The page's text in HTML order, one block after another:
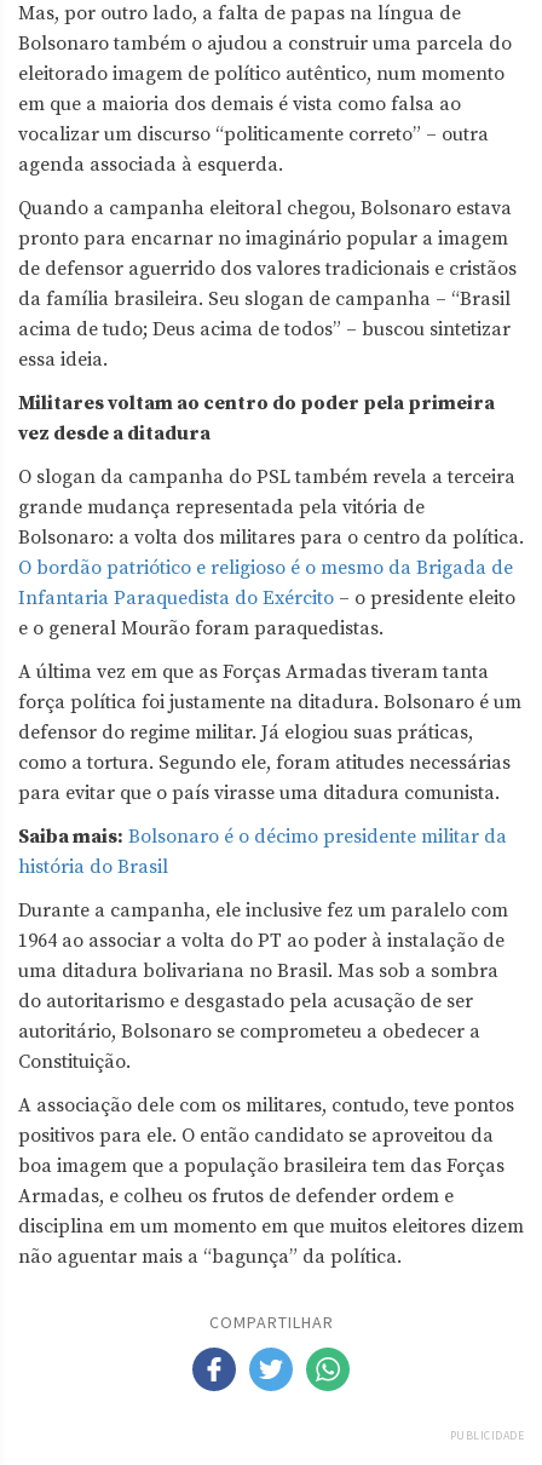
Mas, por outro lado, a falta de papas na língua de
Bolsonaro também o ajudou a construir uma parcela do
eleitorado imagem de político autêntico, num momento
em que a maioria dos demais é vista como falsa ao
vocalizar um discurso “politicamente correto” – outra
agenda associada à esquerda.
Quando a campanha eleitoral chegou, Bolsonaro estava
pronto para encarnar no imaginário popular a imagem
de defensor aguerrido dos valores tradicionais e cristãos
da família brasileira. Seu slogan de campanha – “Brasil
acima de tudo; Deus acima de todos” – buscou sintetizar
essa ideia.
Militares voltam ao centro do poder pela primeira
vez desde a ditadura
O slogan da campanha do PSL também revela a terceira
grande mudança representada pela vitória de
Bolsonaro: a volta dos militares para o centro da política.
O bordão patriótico e religioso é o mesmo da Brigada de
Infantaria Paraquedista do Exército – o presidente eleito
e o general Mourão foram paraquedistas.
A última vez em que as Forças Armadas tiveram tanta
força política foi justamente na ditadura. Bolsonaro é um
defensor do regime militar. Já elogiou suas práticas,
como a tortura. Segundo ele, foram atitudes necessárias
para evitar que o país virasse uma ditadura comunista.
Saiba mais: Bolsonaro é o décimo presidente militar da
história do Brasil
Durante a campanha, ele inclusive fez um paralelo com
1964 ao associar a volta do PT ao poder à instalação de
uma ditadura bolivariana no Brasil. Mas sob a sombra
do autoritarismo e desgastado pela acusação de ser
autoritário, Bolsonaro se comprometeu a obedecer a
Constituição.
A associação dele com os militares, contudo, teve pontos
positivos para ele. O então candidato se aproveitou da
boa imagem que a população brasileira tem das Forças
Armadas, e colheu os frutos de defender ordem e
disciplina em um momento em que muitos eleitores dizem
não aguentar mais a “bagunça” da política.
COMPARTILHAR
PUBLICIDADE